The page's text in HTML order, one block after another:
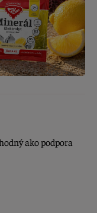
ako podpora